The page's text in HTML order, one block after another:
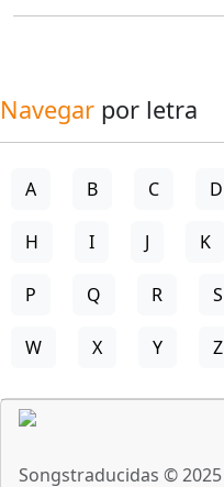
Navegar por letra
A B C D
H I J K
P Q R S
W X Y Z
Songstraducidas © 2025